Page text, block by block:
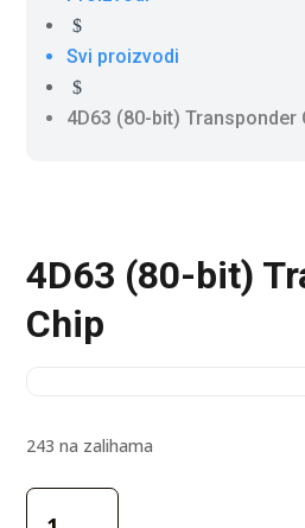
$
Svi proizvodi
$
4D63 (80-bit) Transponder
4D63 (80-bit)
Chip
243 na zalihama
4D63